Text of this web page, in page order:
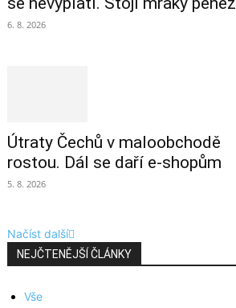
6. 8. 2026
Útraty Čechů v maloobchodě
rostou. Dál se daří e-shopům
5. 8. 2026
Načíst další
NEJČTENĚJŠÍ ČLÁNKY
Vše